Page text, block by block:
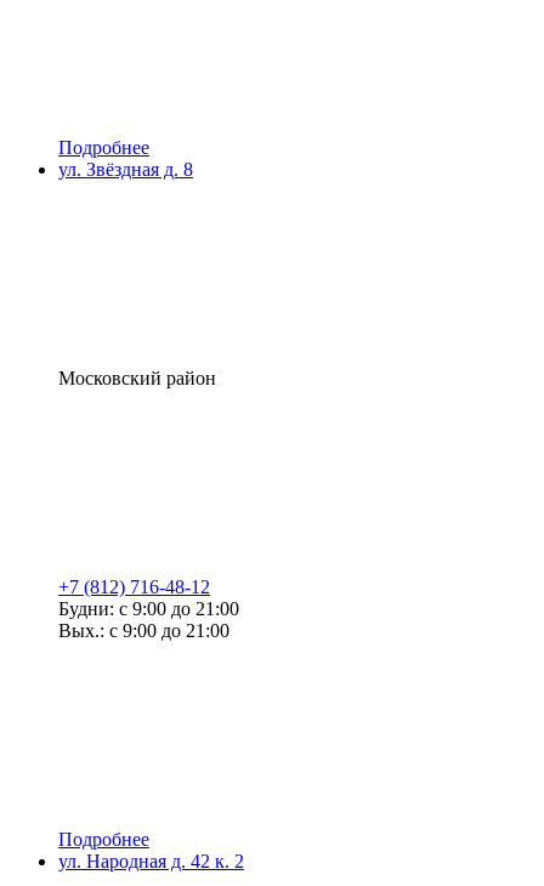
Подробнее
ул. Звёздная д. 8
Московский район
+7 (812) 716-48-12
Будни: с 9:00 до 21:00
Вых.: с 9:00 до 21:00
Подробнее
ул. Народная д. 42 к. 2